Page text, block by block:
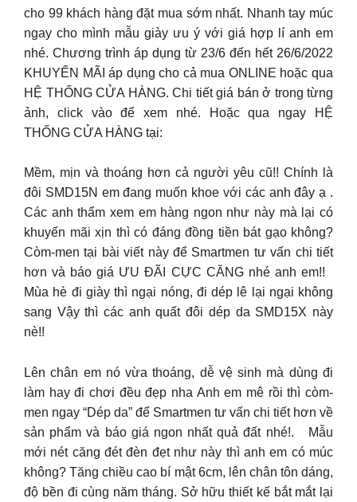
cho 99 khách hàng đặt mua sớm nhất. Nhanh tay múc
ngay cho mình mẫu giày ưu ý với giá hợp lí anh em
nhé. Chương trình áp dụng từ 23/6 đến hết 26/6/2022
KHUYẾN MÃI áp dụng cho cả mua ONLINE hoặc qua
HỆ THỐNG CỬA HÀNG. Chi tiết giá bán ở trong từng
ảnh, click vào để xem nhé. Hoặc qua ngay HỆ
THỐNG CỬA HÀNG tại:
Mềm, mịn và thoáng hơn cả người yêu cũ!! Chính là
đôi SMD15N em đang muốn khoe với các anh đây ạ .
Các anh thẩm xem em hàng ngon như này mà lại có
khuyến mãi xịn thì có đáng đồng tiền bát gạo không?
Còm-men tại bài viết này để Smartmen tư vấn chi tiết
hơn và báo giá ƯU ĐÃI CỰC CĂNG nhé anh em!!
Mùa hè đi giày thì ngại nóng, đi dép lê lại ngại không
sang Vậy thì các anh quất đôi dép da SMD15X này
nè!!
Lên chân em nó vừa thoáng, dễ vệ sinh mà dùng đi
làm hay đi chơi đều đẹp nha Anh em mê rồi thì còm-
men ngay “Dép da” để Smartmen tư vấn chi tiết hơn về
sản phẩm và báo giá ngon nhất quả đất nhé!. Mẫu
mới nét căng đét đèn đẹt như này thì anh em có múc
không? Tăng chiều cao bí mật 6cm, lên chân tôn dáng,
độ bền đi cùng năm tháng. Sở hữu thiết kế bắt mắt lại